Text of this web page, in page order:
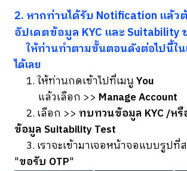
2. หากท่านได้รับ Notification แล้ว
อัปเดตข้อมูล KYC และ Suitability
ให้ท่านทำตามขั้นตอนดังต่อไปนี้ใ
ได้เลย
1. ให้ท่านกดเข้าไปที่เมนูYou
แล้วเลือก >> Manage Account
2. เลือก >> ทบทวนข้อมูล KYC /ห
ข้อมูล Suitability Test
3. เราจะเข้ามาเจอหน้าจอแบบรูปที่
"ขอรับ OTP"